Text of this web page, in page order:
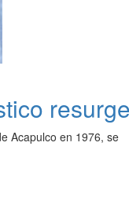
Acapulco en 1976, se